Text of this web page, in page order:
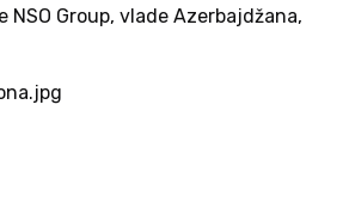
NSO Group, vlade Azerbajdžana,
in Združenih arabskih
domnevno vohunile